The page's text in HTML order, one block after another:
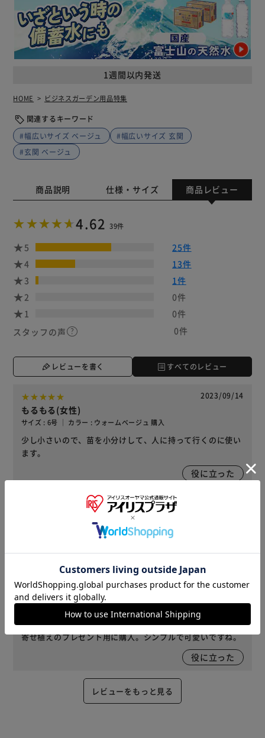
1週間以内発送
HOME ビジネスガーデン用品特集
関連するキーワード
#幅広いサイズ ベージュ
#幅広いサイズ 玄関
#玄関 ベージュ
商品説明 仕様・サイズ 商品レビュー
4.62 39件
5
25件
4
13件
3
1件
2
0件
1
0件
スタッフの声
0件
レビューを書く すべてのレビュー
2023/09/14
もるもる(女性)
サイズ : 6号 ｜ カラー : ウォームベージュ 購入
少し小さいので、苗を小分けして、人に持って行くのに使い
ます。
役に立った
花が映えそうな良い色味です。植えるのが楽しみです。
あああ(女性)
サイズ : 5号 ｜ カラー : テラコッタブラウン 購入
寄せ植えのプレゼント用に購入。シンプルで可愛いですね。
役に立った
レビューをもっと見る